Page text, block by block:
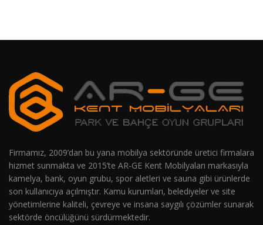
Firmamız, 2009’dan bu yana mobilya sektöründe üretici firmalara
hizmet sunmakta ve 2015’te AR-GE Kent Mobilyaları markasıyla
kamelya, bank, oyun grubu, spor aletleri ve sauna gibi ürünlerde
son kullanıcıya açılmıştır. Kamu kurumları, belediyeler ve site
yönetimlerine kaliteli, çevreye ve insana saygılı çözümler sunarak
sektörde öncülüğünü sürdürmektedir.